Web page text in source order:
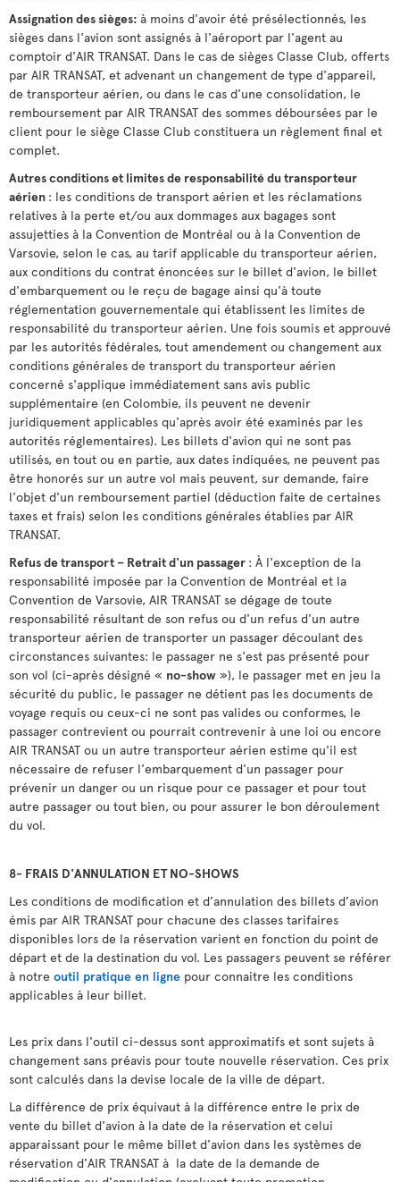
Assignation des sièges: à moins d'avoir été présélectionnés, les
sièges dans l'avion sont assignés à l'aéroport par l'agent au
comptoir d'AIR TRANSAT. Dans le cas de sièges Classe Club, offerts
par AIR TRANSAT, et advenant un changement de type d'appareil,
de transporteur aérien, ou dans le cas d'une consolidation, le
remboursement par AIR TRANSAT des sommes déboursées par le
client pour le siège Classe Club constituera un règlement final et
complet.
Autres conditions et limites de responsabilité du transporteur
aérien : les conditions de transport aérien et les réclamations
relatives à la perte et/ou aux dommages aux bagages sont
assujetties à la Convention de Montréal ou à la Convention de
Varsovie, selon le cas, au tarif applicable du transporteur aérien,
aux conditions du contrat énoncées sur le billet d'avion, le billet
d'embarquement ou le reçu de bagage ainsi qu'à toute
réglementation gouvernementale qui établissent les limites de
responsabilité du transporteur aérien. Une fois soumis et approuvé
par les autorités fédérales, tout amendement ou changement aux
conditions générales de transport du transporteur aérien
concerné s'applique immédiatement sans avis public
supplémentaire (en Colombie, ils peuvent ne devenir
juridiquement applicables qu'après avoir été examinés par les
autorités réglementaires). Les billets d'avion qui ne sont pas
utilisés, en tout ou en partie, aux dates indiquées, ne peuvent pas
être honorés sur un autre vol mais peuvent, sur demande, faire
l'objet d'un remboursement partiel (déduction faite de certaines
taxes et frais) selon les conditions générales établies par AIR
TRANSAT.
Refus de transport – Retrait d'un passager : À l'exception de la
responsabilité imposée par la Convention de Montréal et la
Convention de Varsovie, AIR TRANSAT se dégage de toute
responsabilité résultant de son refus ou d'un refus d'un autre
transporteur aérien de transporter un passager découlant des
circonstances suivantes: le passager ne s'est pas présenté pour
son vol (ci-après désigné « no-show »), le passager met en jeu la
sécurité du public, le passager ne détient pas les documents de
voyage requis ou ceux-ci ne sont pas valides ou conformes, le
passager contrevient ou pourrait contrevenir à une loi ou encore
AIR TRANSAT ou un autre transporteur aérien estime qu'il est
nécessaire de refuser l'embarquement d'un passager pour
prévenir un danger ou un risque pour ce passager et pour tout
autre passager ou tout bien, ou pour assurer le bon déroulement
du vol.
8- FRAIS D'ANNULATION ETNO-SHOWS
Les conditions de modification et d’annulation des billets d’avion
émis par AIR TRANSAT pour chacune des classes tarifaires
disponibles lors de la réservation varient en fonction du point de
départ et de la destination du vol. Les passagers peuvent se référer
à notre outil pratique en ligne pour connaitre les conditions
applicables à leur billet.
Les prix dans l'outil ci-dessus sont approximatifs et sont sujets à
changement sans préavis pour toute nouvelle réservation. Ces prix
sont calculés dans la devise locale de la ville de départ.
La différence de prix équivaut à la différence entre le prix de
vente du billet d'avion à la date de la réservation et celui
apparaissant pour le même billet d'avion dans les systèmes de
réservation d'AIR TRANSAT à la date de la demande de